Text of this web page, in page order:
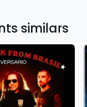
similars